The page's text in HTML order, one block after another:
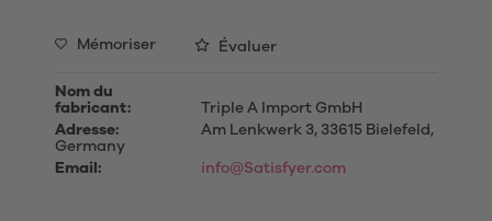
Mémoriser Évaluer
Nom du
fabricant:
Triple A Import GmbH
Adresse:
Am Lenkwerk 3, 33615 Bielefeld,
Germany
Email:
info@Satisfyer.com